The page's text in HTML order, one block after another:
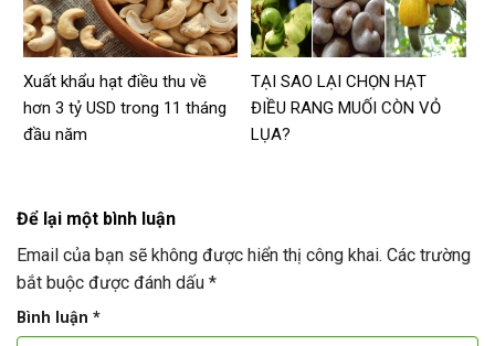
Xuất khẩu hạt điều thu về
hơn 3 tỷ USD trong 11 tháng
đầu năm
TẠI SAO LẠI CHỌN HẠT
ĐIỀU RANG MUỐI CÒN VỎ
LỤA?
Để lại một bình luận
Email của bạn sẽ không được hiển thị công khai. Các trường
bắt buộc được đánh dấu *
Bình luận *